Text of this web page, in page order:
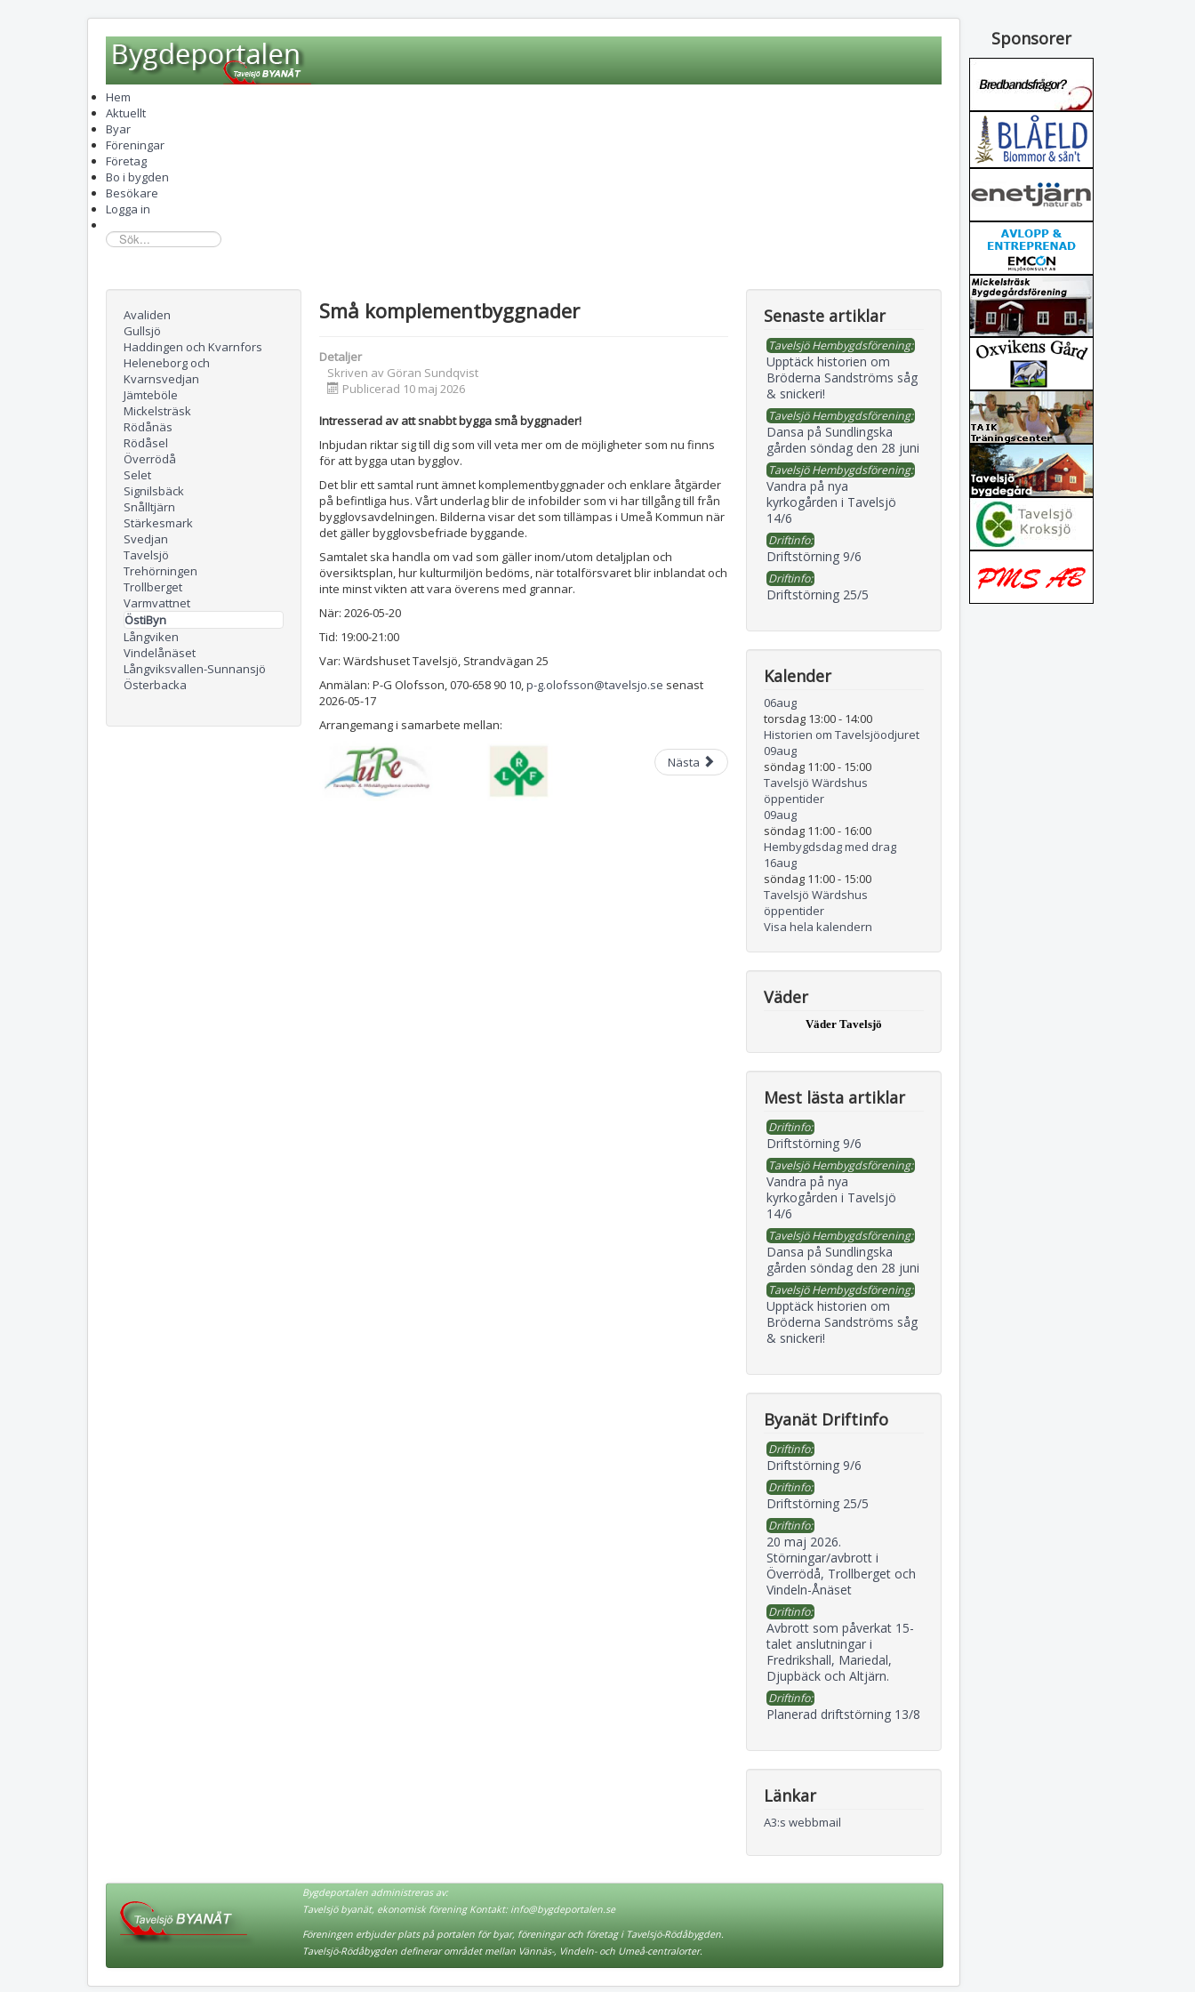
Hem
Aktuellt
Byar
Föreningar
Företag
Bo i bygden
Besökare
Logga in
sök...
Avaliden
Gullsjö
Haddingen och Kvarnfors
Heleneborg och
Kvarnsvedjan
Jämteböle
Mickelsträsk
Rödånäs
Rödåsel
Överrödå
Selet
Signilsbäck
Snålltjärn
Stärkesmark
Svedjan
Tavelsjö
Trehörningen
Trollberget
Varmvattnet
ÖstiByn
Långviken
Vindelånäset
Långviksvallen-Sunnansjö
Österbacka
Små komplementbyggnader
Detaljer
Skriven av Göran Sundqvist
Publicerad 10 maj 2026
Intresserad av att snabbt bygga små byggnader!
Inbjudan riktar sig till dig som vill veta mer om de möjligheter som nu finns
för att bygga utan bygglov.
Det blir ett samtal runt ämnet komplementbyggnader och enklare åtgärder
på befintliga hus. Vårt underlag blir de infobilder som vi har tillgång till från
bygglovsavdelningen. Bilderna visar det som tillämpas i Umeå Kommun när
det gäller bygglovsbefriade byggande.
Samtalet ska handla om vad som gäller inom/utom detaljplan och
översiktsplan, hur kulturmiljön bedöms, när totalförsvaret blir inblandat och
inte minst vikten att vara överens med grannar.
När: 2026-05-20
Tid: 19:00-21:00
Var: Wärdshuset Tavelsjö, Strandvägan 25
Anmälan: P-G Olofsson, 070-658 90 10, p-g.olofsson@tavelsjo.se senast
2026-05-17
Arrangemang i samarbete mellan:
Nästa
Senaste artiklar
Tavelsjö Hembygdsförening:
Upptäck historien om
Bröderna Sandströms såg
& snickeri!
Tavelsjö Hembygdsförening:
Dansa på Sundlingska
gården söndag den 28 juni
Tavelsjö Hembygdsförening:
Vandra på nya
kyrkogården i Tavelsjö
14/6
Driftinfo:
Driftstörning 9/6
Driftinfo:
Driftstörning 25/5
Kalender
06aug
torsdag 13:00- 14:00
Historien om Tavelsjöodjuret
09aug
söndag 11:00- 15:00
Tavelsjö Wärdshus
öppentider
09aug
söndag 11:00- 16:00
Hembygdsdag med drag
16aug
söndag 11:00- 15:00
Tavelsjö Wärdshus
öppentider
Visa hela kalendern
Väder
Väder Tavelsjö
Mest lästa artiklar
Driftinfo:
Driftstörning 9/6
Tavelsjö Hembygdsförening:
Vandra på nya
kyrkogården i Tavelsjö
14/6
Tavelsjö Hembygdsförening:
Dansa på Sundlingska
gården söndag den 28 juni
Tavelsjö Hembygdsförening:
Upptäck historien om
Bröderna Sandströms såg
& snickeri!
Byanät Driftinfo
Driftinfo:
Driftstörning 9/6
Driftinfo:
Driftstörning 25/5
Driftinfo:
20 maj 2026.
Störningar/avbrott i
Överrödå, Trollberget och
Vindeln-Ånäset
Driftinfo:
Avbrott som påverkat 15-
talet anslutningar i
Fredrikshall, Mariedal,
Djupbäck och Altjärn.
Driftinfo:
Planerad driftstörning 13/8
Länkar
A3:s webbmail
Bygdeportalen administreras av:
Tavelsjö byanät, ekonomisk förening Kontakt: info@bygdeportalen.se
Föreningen erbjuder plats på portalen för byar, föreningar och företag i Tavelsjö-Rödåbygden.
Tavelsjö-Rödåbygden definerar området mellan Vännäs-, Vindeln- och Umeå-centralorter.
Sponsorer